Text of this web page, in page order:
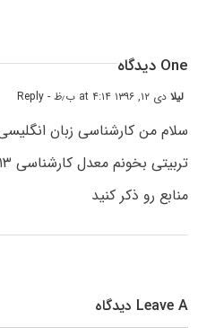
One دیدگاه
لیلادی ۱۲, ۱۳۹۶ at ۴:۱۴ ب٫ظ - Reply
سلام من کارشناسی زبان
منابع رو ذکر کنید
Leave A دیدگاه